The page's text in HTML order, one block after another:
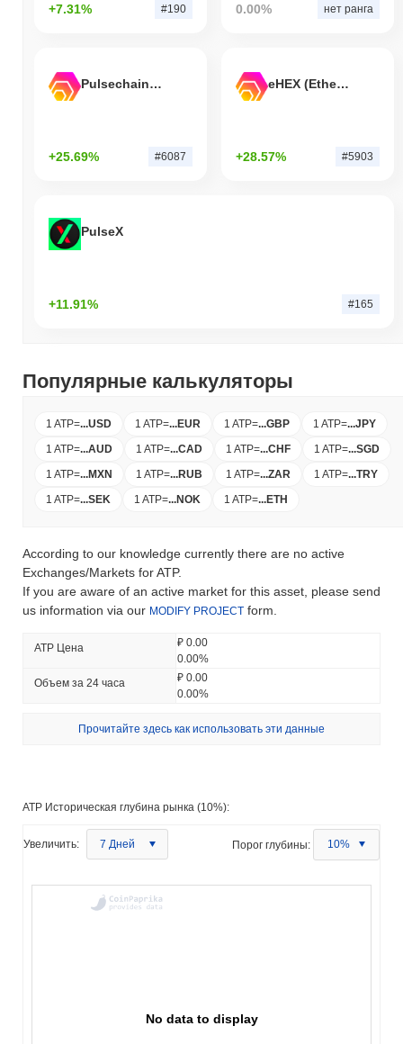
+7.31% #190 0.00% нет ранга
Pulsechain Bridged HEX (Pulsechain)
+25.69% #6087
eHEX (Ethereum)
+28.57% #5903
PulseX
+11.91% #165
Популярные калькуляторы
1 ATP=...USD 1 ATP=...EUR 1 ATP=...GBP 1 ATP=...JPY
1 ATP=...AUD 1 ATP=...CAD 1 ATP=...CHF 1 ATP=...SGD
1 ATP=...MXN 1 ATP=...RUB 1 ATP=...ZAR 1 ATP=...TRY
1 ATP=...SEK 1 ATP=...NOK 1 ATP=...ETH
According to our knowledge currently there are no active
Exchanges/Markets for ATP.
If you are aware of an active market for this asset, please send
us information via our MODIFY PROJECT form.
ATP Цена
₽ 0.00
0.00%
Объем за 24 часа
₽ 0.00
0.00%
Прочитайте здесь как использовать эти данные
ATP Историческая глубина рынка (10%):
Увеличить: 7 Дней Порог глубины: 10%
No data to display